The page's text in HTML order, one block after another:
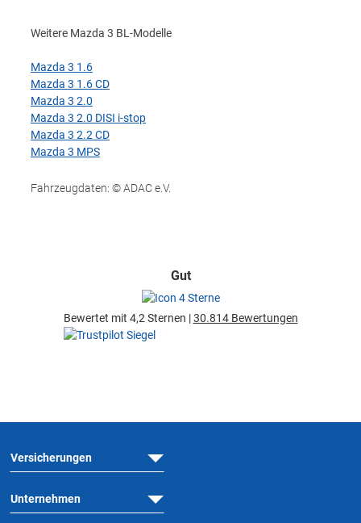
Weitere Mazda 3 BL-Modelle
Mazda 3 1.6
Mazda 3 1.6 CD
Mazda 3 2.0
Mazda 3 2.0 DISI i-stop
Mazda 3 2.2 CD
Mazda 3 MPS
Fahrzeugdaten: © ADAC e.V.
Gut
Bewertet mit 4,2 Sternen |30.814 Bewertungen
Versicherungen
Unternehmen